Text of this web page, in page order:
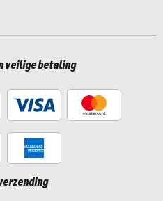
veilige betaling